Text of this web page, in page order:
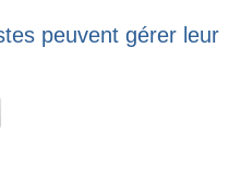
peuvent gérer leur